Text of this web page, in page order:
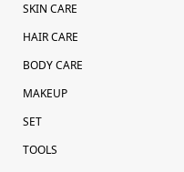
SKIN CARE
HAIR CARE
BODY CARE
MAKEUP
SET
TOOLS